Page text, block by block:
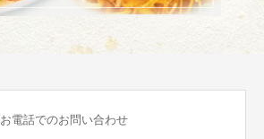
お電話でのお問い合わせ